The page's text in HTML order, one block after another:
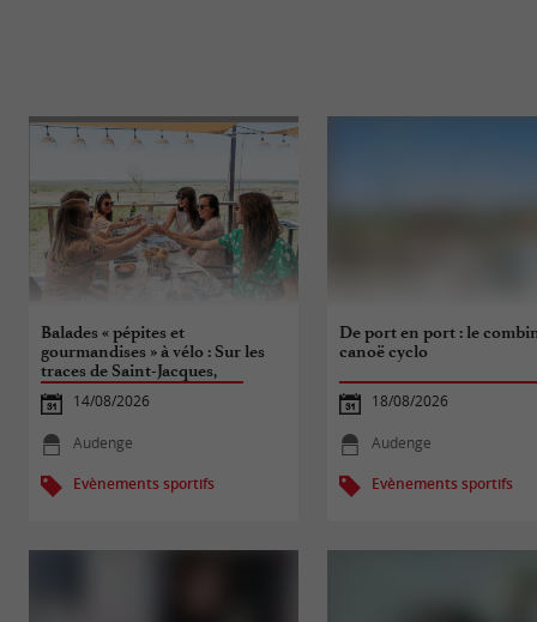
Balades « pépites et
gourmandises » à vélo : Sur les
traces de Saint-Jacques,
d’Audenge à Biganos
14/08/2026
Audenge
Evènements sportifs
De port en port : le
canoë cyclo
18/08/2026
Audenge
Evènements sportifs